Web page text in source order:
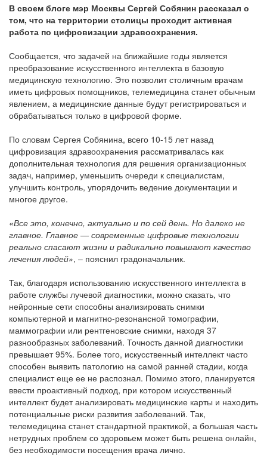
В своем блоге мэр Москвы Сергей Собянин рассказал о
том, что на территории столицы проходит активная
работа по цифровизации здравоохранения.
Сообщается, что задачей на ближайшие годы является
преобразование искусственного интеллекта в базовую
медицинскую технологию. Это позволит столичным врачам
иметь цифровых помощников, телемедицина станет обычным
явлением, а медицинские данные будут регистрироваться и
обрабатываться только в цифровой форме.
По словам Сергея Собянина, всего 10-15 лет назад
цифровизация здравоохранения рассматривалась как
дополнительная технология для решения организационных
задач, например, уменьшить очереди к специалистам,
улучшить контроль, упорядочить ведение документации и
многое другое.
«Все это, конечно, актуально и по сей день. Но далеко не
главное. Главное — современные цифровые технологии
реально спасают жизни и радикально повышают качество
лечения людей», – пояснил градоначальник.
Так, благодаря использованию искусственного интеллекта в
работе службы лучевой диагностики, можно сказать, что
нейронные сети способны анализировать снимки
компьютерной и магнитно-резонансной томографии,
маммографии или рентгеновские снимки, находя 37
разнообразных заболеваний. Точность данной диагностики
превышает 95%. Более того, искусственный интеллект часто
способен выявить патологию на самой ранней стадии, когда
специалист еще ее не распознал. Помимо этого, планируется
ввести проактивный подход, при котором искусственный
интеллект будет анализировать медицинские карты и находить
потенциальные риски развития заболеваний. Так,
телемедицина станет стандартной практикой, а большая часть
нетрудных проблем со здоровьем может быть решена онлайн,
без необходимости посещения врача лично.